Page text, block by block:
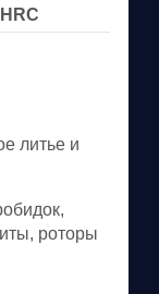
литье и
роторы